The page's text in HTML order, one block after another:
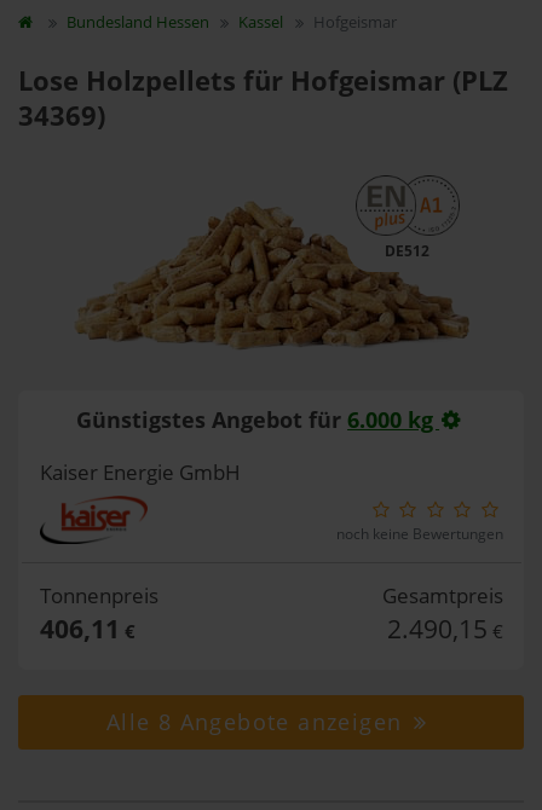
Bundesland Hessen Kassel Hofgeismar
Lose Holzpellets für Hofgeismar (PLZ
34369)
DE512
Günstigstes Angebot für 6.000 kg
Kaiser Energie GmbH
noch keine Bewertungen
Tonnenpreis
406,11 €
Gesamtpreis
2.490,15 €
Alle 8 Angebote anzeigen